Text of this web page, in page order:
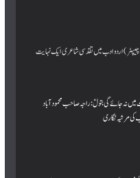
چیپٹر) اردو ادب میں تقدسی شاعری ایک نہایت
میں نہ جائے گی بتولؑ: راجہ صاحب محمود آباد
کی مرثیہ نگاری